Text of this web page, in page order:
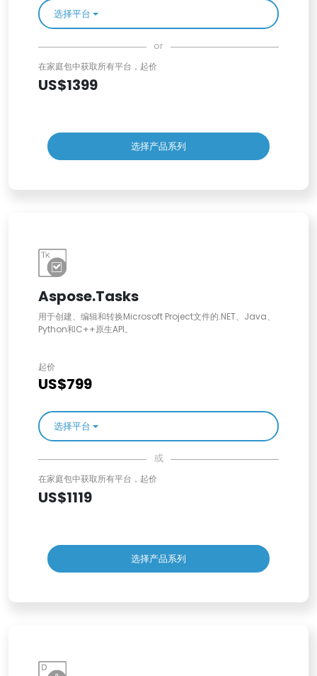
选择平台
or
在家庭包中获取所有平台，起价
US$1399
选择产品系列
Aspose.Tasks
用于创建、编辑和转换Microsoft Project文件的.NET、Java、
Python和C++原生API。
起价
US$799
选择平台
或
在家庭包中获取所有平台，起价
US$1119
选择产品系列